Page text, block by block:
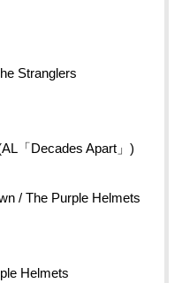
Stranglers
「Decades Apart」)
/ The Purple Helmets
Helmets